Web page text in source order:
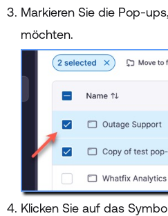
Markieren Sie die Pop-
möchten.
Klicken Sie auf das